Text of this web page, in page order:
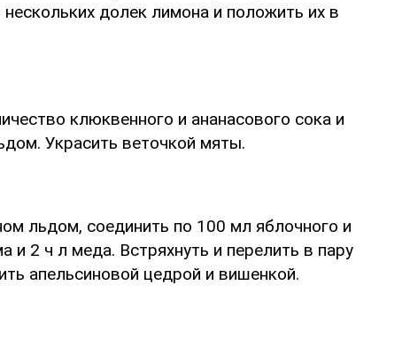
долек лимона и положить их в
клюквенного и ананасового сока и
Украсить веточкой мяты.
льдом, соединить по 100 мл яблочного и
и 2 ч л меда. Встряхнуть и перелить в пару
апельсиновой цедрой и вишенкой.